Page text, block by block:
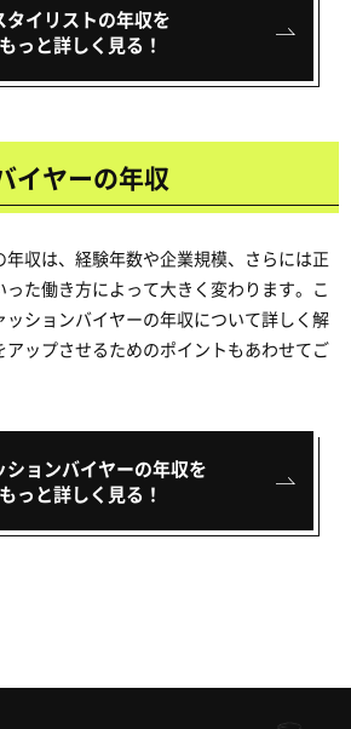
タイリストの年収を
もっと詳しく見る！
イヤーの年収
年収は、経験年数や企業規模、さらには正
た働き方によって大きく変わります。こ
ションバイヤーの年収について詳しく解
ップさせるためのポイントもあわせてご
ションバイヤーの年収を
もっと詳しく見る！